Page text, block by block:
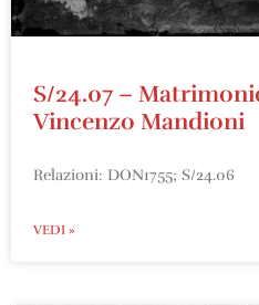
S/24.07 –
Vincenzo Mandioni
Relazioni: DON1755; S/24.06
VEDI »